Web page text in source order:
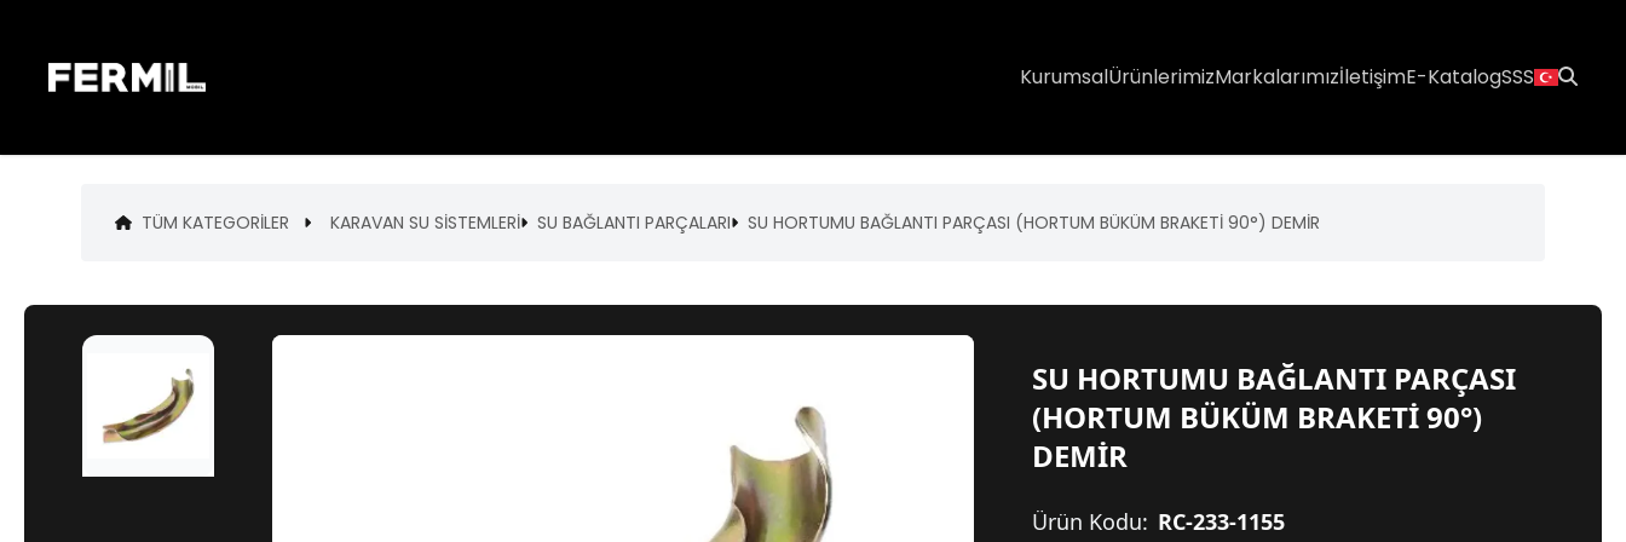
KurumsalÜrünlerimizMarkalarımızİletişimE-KatalogSSS
TÜM KATEGORILER KARAVAN SU SİSTEMLERİ SU BAĞLANTI PARÇALARI SU HORTUMU BAĞLANTI PARÇASI (HORTUM BÜKÜM BRAKETİ 90°) DEMİR
SU HORTUMU BAĞLANTI PARÇASI
(HORTUM BÜKÜM BRAKETİ 90°)
DEMİR
Ürün Kodu: RC-233-1155